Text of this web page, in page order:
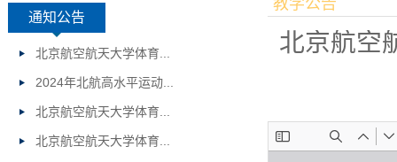
通知公告
北京航空航天大学体育...
2024年北航高水平运动...
北京航空航天大学体育...
北京航空航天大学体育...
教学公告
北京航空